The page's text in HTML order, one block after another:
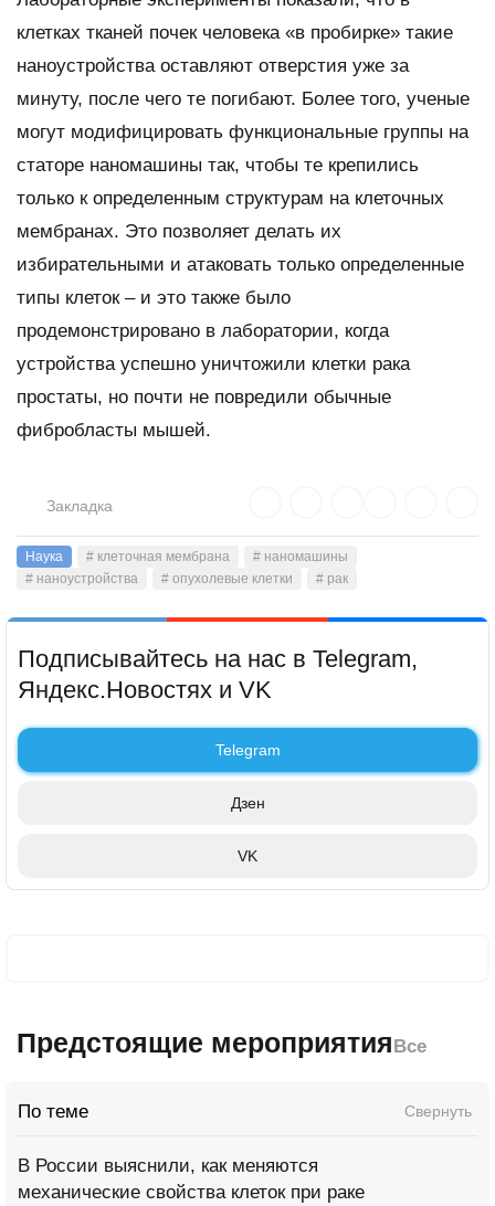
клетках тканей почек человека «в пробирке» такие
наноустройства оставляют отверстия уже за
минуту, после чего те погибают. Более того, ученые
могут модифицировать функциональные группы на
статоре наномашины так, чтобы те крепились
только к определенным структурам на клеточных
мембранах. Это позволяет делать их
избирательными и атаковать только определенные
типы клеток – и это также было
продемонстрировано в лаборатории, когда
устройства успешно уничтожили клетки рака
простаты, но почти не повредили обычные
фибробласты мышей.
Закладка
Наука # клеточная мембрана
# наномашины
# наноустройства
# опухолевые клетки # рак
Подписывайтесь на нас в Telegram,
Яндекс.Новостях и VK
Telegram
Дзен
VK
Предстоящие мероприятияВсе
По теме Свернуть
В России выяснили, как меняются
механические свойства клеток при раке